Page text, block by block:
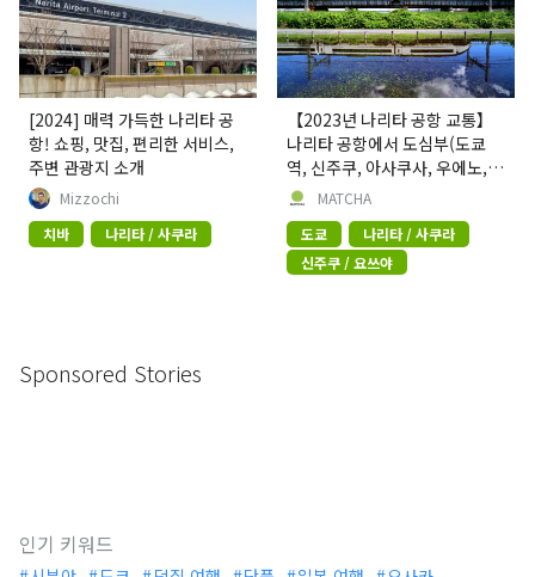
[2024] 매력 가득한 나리타 공
항! 쇼핑, 맛집, 편리한 서비스,
주변 관광지 소개
Mizzochi
치바
나리타 / 사쿠라
【2023년 나리타 공항 교통】
나리타 공항에서 도심부(도쿄
역, 신주쿠, 아사쿠사, 우에노,
시부야, 이케부쿠로)까지의 교
통 수단
MATCHA
도쿄
나리타 / 사쿠라
신주쿠 / 요쓰야
Sponsored Stories
인기 키워드